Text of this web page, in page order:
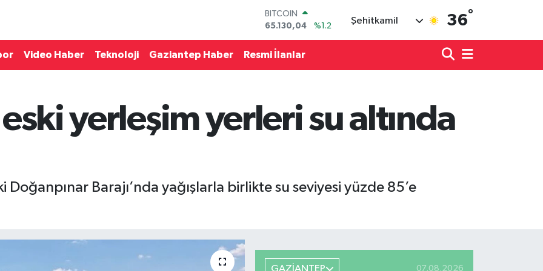
BITCOIN
65.130,04
%1.2
DOLAR
47,7106
GRAM ALTIN
6618.49
%2.12
Şehitkamil 36°
Video Haber Teknoloji Gaziantep Haber Resmi İlanlar
yerleşim yerleri su altında
Barajı’nda yağışlarla birlikte su seviyesi yüzde 85’e
GAZİANTEP 07.08.2026